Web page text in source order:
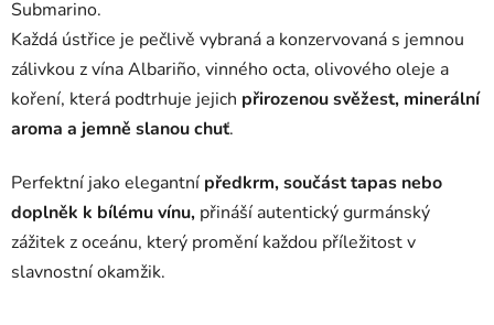
Submarino.
Každá ústřice je pečlivě vybraná a konzervovaná s jemnou
zálivkou z vína Albariño, vinného octa, olivového oleje a
koření, která podtrhuje jejich přirozenou svěžest, minerální
aroma a jemně slanou chuť.
Perfektní jako elegantní předkrm, součást tapas nebo
doplněk k bílému vínu, přináší autentický gurmánský
zážitek z oceánu, který promění každou příležitost v
slavnostní okamžik.